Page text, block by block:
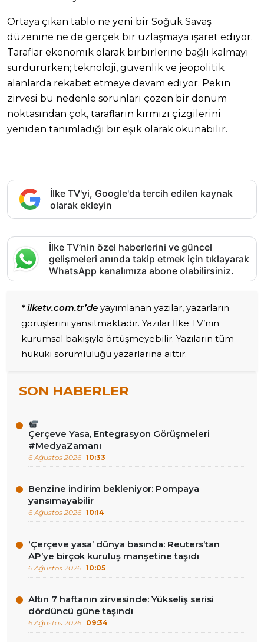
Ortaya çıkan tablo ne yeni bir Soğuk Savaş
düzenine ne de gerçek bir uzlaşmaya işaret ediyor.
Taraflar ekonomik olarak birbirlerine bağlı kalmayı
sürdürürken; teknoloji, güvenlik ve jeopolitik
alanlarda rekabet etmeye devam ediyor. Pekin
zirvesi bu nedenle sorunları çözen bir dönüm
noktasından çok, tarafların kırmızı çizgilerini
yeniden tanımladığı bir eşik olarak okunabilir.
İlke TV'yi, Google'da tercih edilen kaynak
olarak ekleyin
İlke TV’nin özel haberlerini ve güncel
gelişmeleri anında takip etmek için tıklayarak
WhatsApp kanalımıza abone olabilirsiniz.
* ilketv.com.tr’de yayımlanan yazılar, yazarların
görüşlerini yansıtmaktadır. Yazılar İlke TV’nin
kurumsal bakışıyla örtüşmeyebilir. Yazıların tüm
hukuki sorumluluğu yazarlarına aittir.
SON HABERLER
Çerçeve Yasa, Entegrasyon Görüşmeleri
#MedyaZamanı
6 Ağustos 2026 10:33
Benzine indirim bekleniyor: Pompaya
yansımayabilir
6 Ağustos 2026 10:14
‘Çerçeve yasa’ dünya basında: Reuters’tan
AP’ye birçok kuruluş manşetine taşıdı
6 Ağustos 2026 10:05
Altın 7 haftanın zirvesinde: Yükseliş serisi
dördüncü güne taşındı
6 Ağustos 2026 09:34